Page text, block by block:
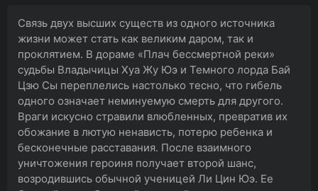
Связь двух высших существ из одного источника
жизни может стать как великим даром, так и
проклятием. В дораме «Плач бессмертной реки»
судьбы Владычицы Хуа Жу Юэ и Темного лорда Бай
Цзю Сы переплелись настолько тесно, что гибель
одного означает неминуемую смерть для другого.
Враги искусно стравили влюбленных, превратив их
обожание в лютую ненависть, потерю ребенка и
бесконечные расставания. После взаимного
уничтожения героиня получает второй шанс,
возродившись обычной ученицей Ли Цин Юэ. Ее